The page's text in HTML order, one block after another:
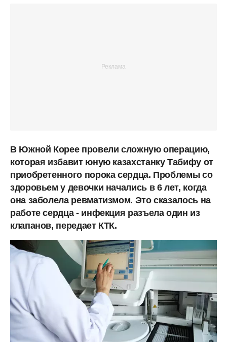
В Южной Корее провели сложную операцию,
которая избавит юную казахстанку Табифу от
приобретенного порока сердца. Проблемы со
здоровьем у девочки начались в 6 лет, когда
она заболела ревматизмом. Это сказалось на
работе сердца - инфекция разъела один из
клапанов, передает КТК.